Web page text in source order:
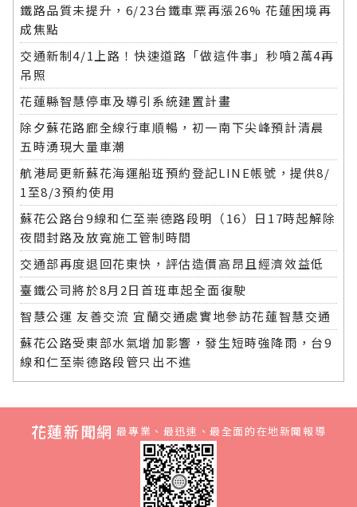
鐵路品質未提升，6/23台鐵車票再漲26% 花蓮困境再
成焦點
交通新制4/1上路！快速道路「做這件事」秒噴2萬4再
吊照
花蓮縣智慧停車及導引系統建置計畫
除夕蘇花路廊全線行車順暢，初一南下尖峰預計清晨
五時湧現大量車潮
航港局更新蘇花海運船班預約登記LINE帳號，提供8/
1至8/3預約使用
蘇花公路台9線和仁至崇德路段明（16）日17時起解除
夜間封路及放寬施工管制時間
交通部再度退回花東快，評估造價高昂且經濟效益低
臺鐵公司將於8月2日首班車起全面復駛
智慧公運 友善交流 宜蘭交通處實地參訪花蓮智慧交通
蘇花公路受東部水氣增加影響，發生短時強降雨，台9
線和仁至崇德路段管只出不進
花蓮新聞網 最專業、最迅速、最全面的在地新聞報導